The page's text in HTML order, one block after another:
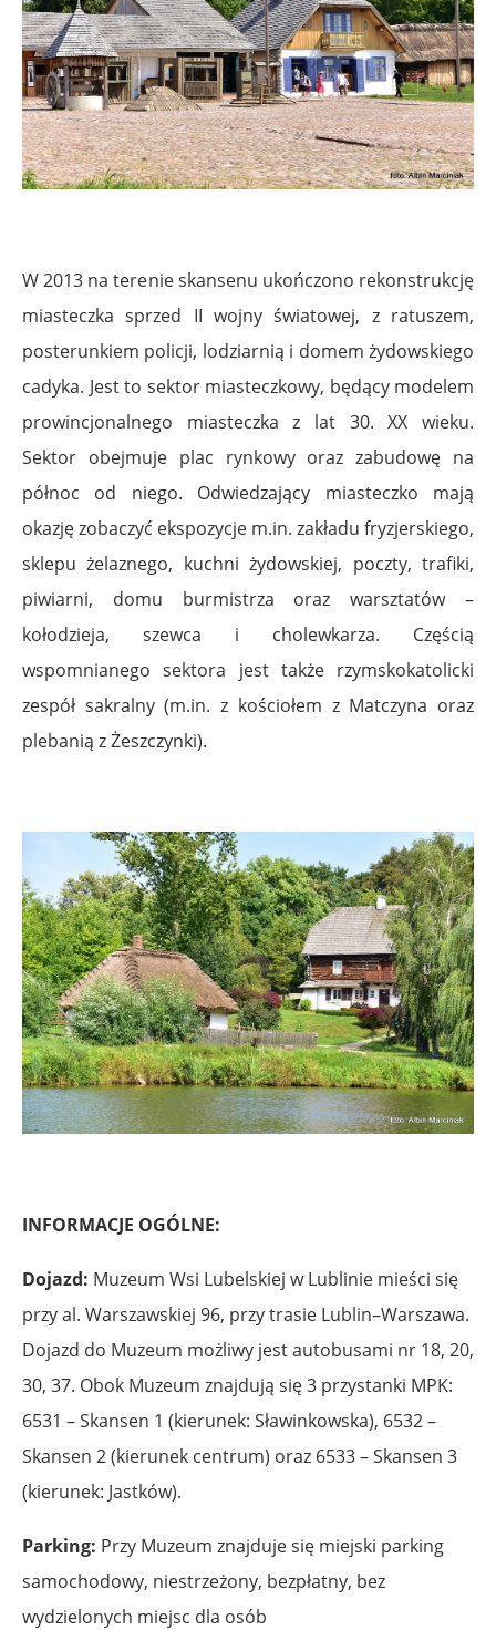
W 2013 na terenie skansenu ukończono rekonstrukcję
miasteczka sprzed II wojny światowej, z ratuszem,
posterunkiem policji, lodziarnią i domem żydowskiego
cadyka. Jest to sektor miasteczkowy, będący modelem
prowincjonalnego miasteczka z lat 30. XX wieku.
Sektor obejmuje plac rynkowy oraz zabudowę na
północ od niego. Odwiedzający miasteczko mają
okazję zobaczyć ekspozycje m.in. zakładu fryzjerskiego,
sklepu żelaznego, kuchni żydowskiej, poczty, trafiki,
piwiarni, domu burmistrza oraz warsztatów –
kołodzieja, szewca i cholewkarza. Częścią
wspomnianego sektora jest także rzymskokatolicki
zespół sakralny (m.in. z kościołem z Matczyna oraz
plebanią z Żeszczynki).
INFORMACJE OGÓLNE:
Dojazd: Muzeum Wsi Lubelskiej w Lublinie mieści się
przy al. Warszawskiej 96, przy trasie Lublin–Warszawa.
Dojazd do Muzeum możliwy jest autobusami nr 18, 20,
30, 37. Obok Muzeum znajdują się 3 przystanki MPK:
6531 – Skansen 1 (kierunek: Sławinkowska), 6532 –
Skansen 2 (kierunek centrum) oraz 6533 – Skansen 3
(kierunek: Jastków).
Parking: Przy Muzeum znajduje się miejski parking
samochodowy, niestrzeżony, bezpłatny, bez
wydzielonych miejsc dla osób